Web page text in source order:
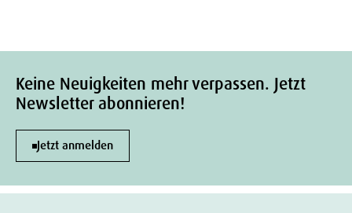
Keine Neuigkeiten mehr verpassen. Jetzt
Newsletter abonnieren!
Jetzt anmelden